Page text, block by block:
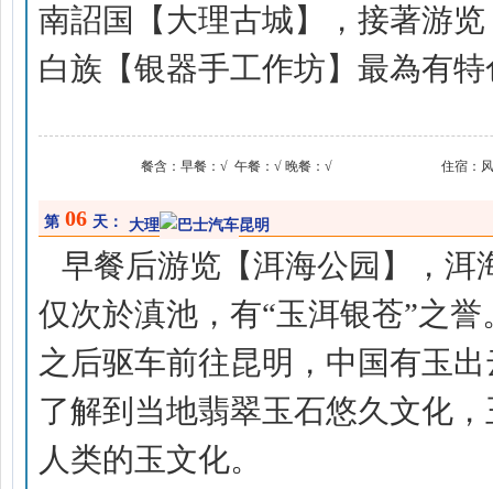
南詔国【大理古城】，接著游
白族【银器手工作坊】最為有特
餐含： 早餐：√ 午餐：√ 晚餐：√ 住宿：
第 06 天： 大理 昆明
早餐后游览【洱海公园】，洱
仅次於滇池，有“玉洱银苍”之誉
之后驱车前往昆明，中国有玉
了解到当地翡翠玉石悠久文化
人类的玉文化。